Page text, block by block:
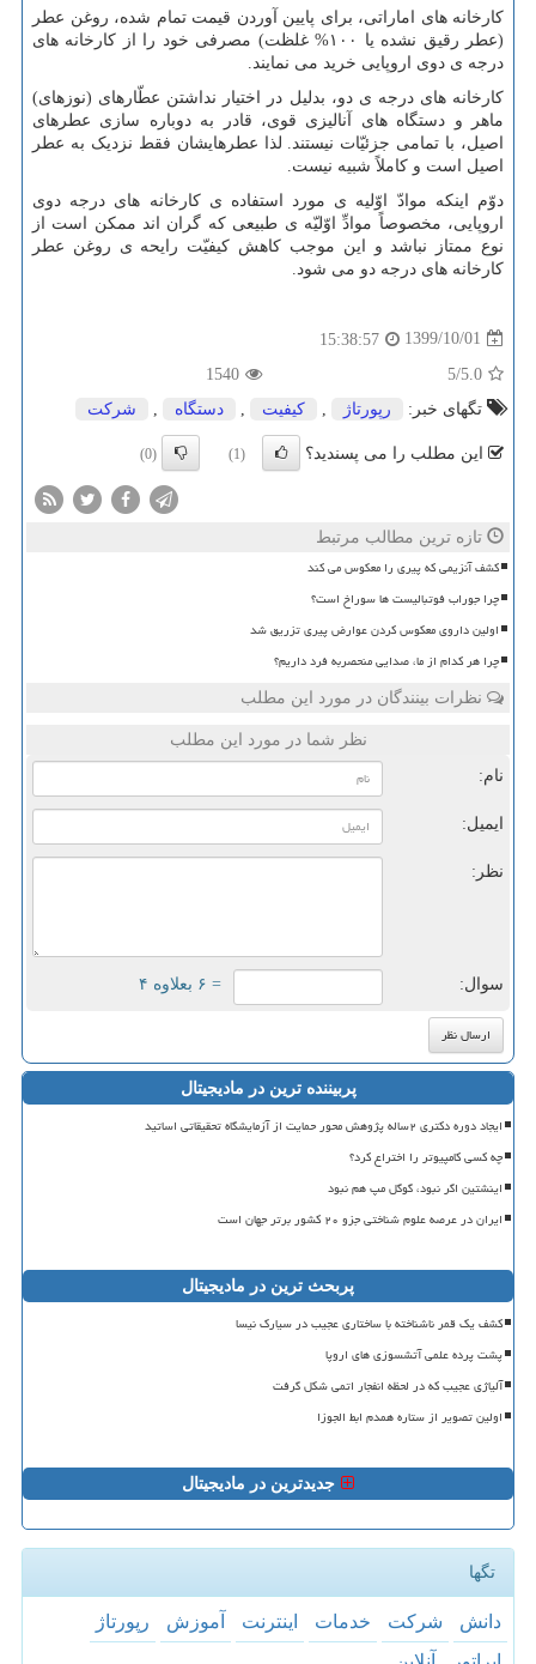
کارخانه های اماراتی، برای پایین آوردن قیمت تمام شده، روغن عطر
(عطر رقیق نشده یا ۱۰۰% غلظت) مصرفی خود را از کارخانه های
درجه ی دوی اروپایی خرید می نمایند.
کارخانه های درجه ی دو، بدلیل در اختیار نداشتن عطّارهای (نوزهای)
ماهر و دستگاه های آنالیزی قوی، قادر به دوباره سازی عطرهای
اصیل، با تمامی جزئیّات نیستند. لذا عطرهایشان فقط نزدیک به عطر
اصیل است و کاملاً شبیه نیست.
دوّم اینکه موادّ اوّلیه ی مورد استفاده ی کارخانه های درجه دوی
اروپایی، مخصوصاً موادِّ اوّلیّه ی طبیعی که گران اند ممکن است از
نوع ممتاز نباشد و این موجب کاهش کیفیّت رایحه ی روغن عطر
کارخانه های درجه دو می شود.
1399/10/01
15:38:57
5.0
/5
1540
تگهای خبر:
رپورتاژ , كیفیت , دستگاه , شركت
این مطلب را می پسندید؟ (1)
(0)
تازه ترین مطالب مرتبط
کشف آنزیمی که پیری را معکوس می کند
چرا جوراب فوتبالیست ها سوراخ است؟
اولین داروی معکوس کردن عوارض پیری تزریق شد
چرا هر کدام از ما، صدایی منحصربه فرد داریم؟
نظرات بینندگان در مورد این مطلب
نظر شما در مورد این مطلب
نام:
ایمیل:
نظر:
سوال: = ۶ بعلاوه ۴
پربیننده ترین در مادیجیتال
ایجاد دوره دکتری ۲ساله پژوهش محور حمایت از آزمایشگاه تحقیقاتی اساتید
چه کسی کامپیوتر را اختراع کرد؟
اینشتین اگر نبود، گوگل مپ هم نبود
ایران در عرصه علوم شناختی جزو ۲۰ کشور برتر جهان است
پربحث ترین در مادیجیتال
کشف یک قمر ناشناخته با ساختاری عجیب در سیارک نیسا
پشت پرده علمی آتشسوزی های اروپا
آلیاژی عجیب که در لحظه انفجار اتمی شکل گرفت
اولین تصویر از ستاره همدم ابط الجوزا
جدیدترین در مادیجیتال
تگها
دانش شركت خدمات اینترنت آموزش
رپورتاژ